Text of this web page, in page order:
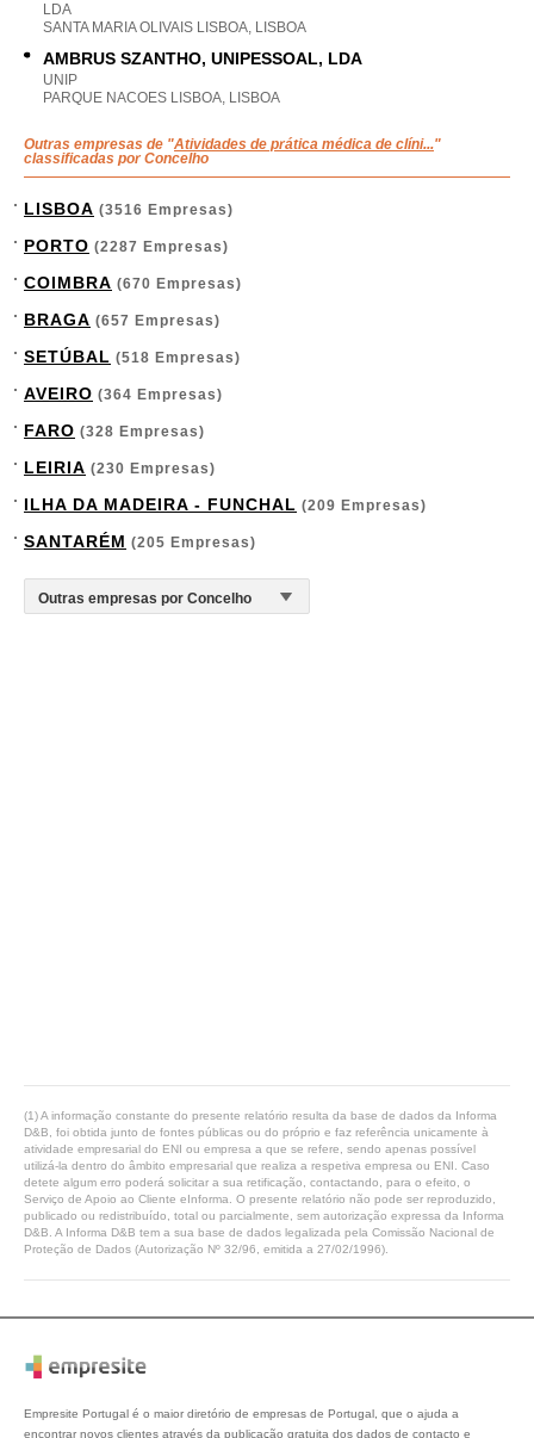
LDA
SANTA MARIA OLIVAIS LISBOA, LISBOA
AMBRUS SZANTHO, UNIPESSOAL, LDA
UNIP
PARQUE NACOES LISBOA, LISBOA
Outras empresas de "Atividades de prática médica de clíni..."
classificadas por Concelho
LISBOA (3516 Empresas)
PORTO (2287 Empresas)
COIMBRA (670 Empresas)
BRAGA (657 Empresas)
SETÚBAL (518 Empresas)
AVEIRO (364 Empresas)
FARO (328 Empresas)
LEIRIA (230 Empresas)
ILHA DA MADEIRA - FUNCHAL (209 Empresas)
SANTARÉM (205 Empresas)
(1) A informação constante do presente relatório resulta da base de dados da Informa
D&B, foi obtida junto de fontes públicas ou do próprio e faz referência unicamente à
atividade empresarial do ENI ou empresa a que se refere, sendo apenas possível
utilizá-la dentro do âmbito empresarial que realiza a respetiva empresa ou ENI. Caso
detete algum erro poderá solicitar a sua retificação, contactando, para o efeito, o
Serviço de Apoio ao Cliente eInforma. O presente relatório não pode ser reproduzido,
publicado ou redistribuído, total ou parcialmente, sem autorização expressa da Informa
D&B. A Informa D&B tem a sua base de dados legalizada pela Comissão Nacional de
Proteção de Dados (Autorização Nº 32/96, emitida a 27/02/1996).
Empresite Portugal é o maior diretório de empresas de Portugal, que o ajuda a
encontrar novos clientes através da publicação gratuita dos dados de contacto e